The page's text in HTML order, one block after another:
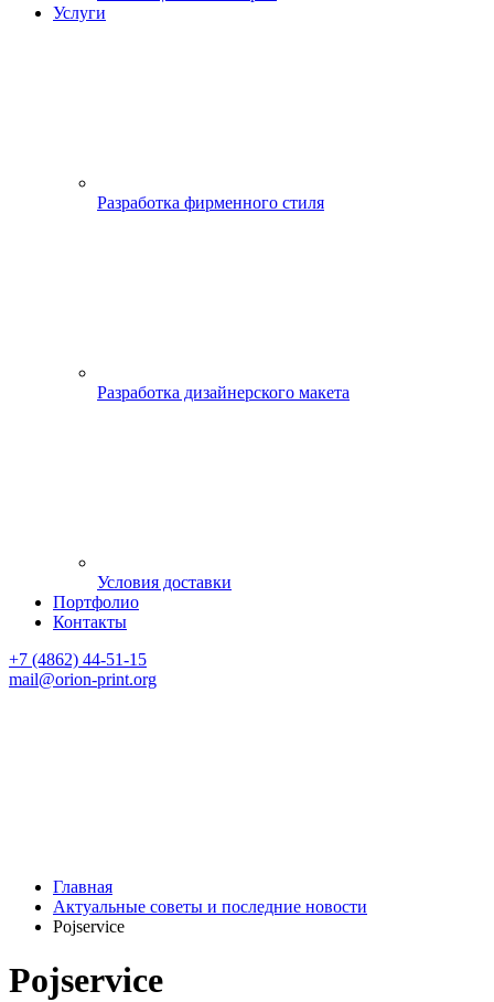
Услуги
Разработка фирменного стиля
Разработка дизайнерского макета
Условия доставки
Портфолио
Контакты
+7 (4862) 44-51-15
mail@orion-print.org
Главная
Актуальные советы и последние новости
Pojservice
Pojservice